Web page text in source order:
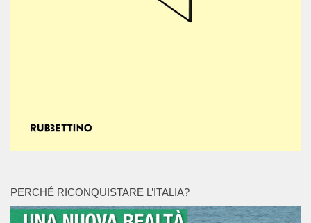
PERCHÉ RICONQUISTARE L’ITALIA?